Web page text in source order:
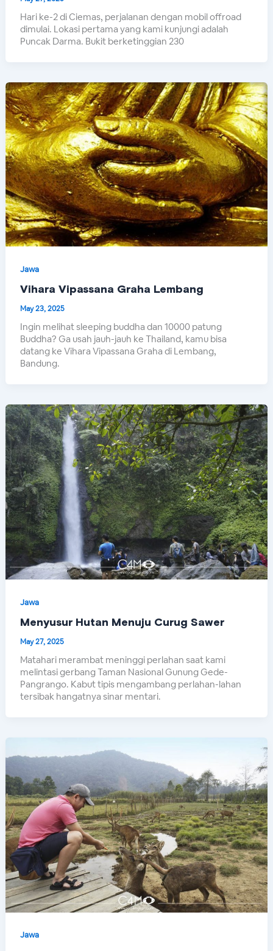
Hari ke-2 di Ciemas, perjalanan dengan mobil offroad
dimulai. Lokasi pertama yang kami kunjungi adalah
Puncak Darma. Bukit berketinggian 230
Jawa
Vihara Vipassana Graha Lembang
May 23, 2025
Ingin melihat sleeping buddha dan 10000 patung
Buddha? Ga usah jauh-jauh ke Thailand, kamu bisa
datang ke Vihara Vipassana Graha di Lembang,
Bandung.
Jawa
Menyusur Hutan Menuju Curug Sawer
May 27, 2025
Matahari merambat meninggi perlahan saat kami
melintasi gerbang Taman Nasional Gunung Gede-
Pangrango. Kabut tipis mengambang perlahan-lahan
tersibak hangatnya sinar mentari.
Jawa